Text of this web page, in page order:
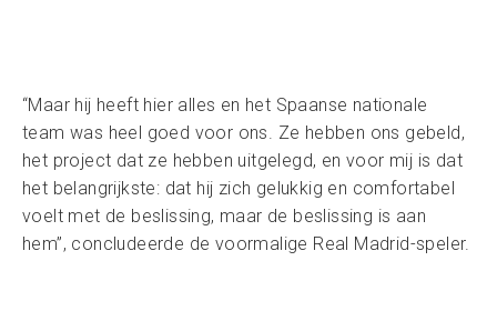
“Maar hij heeft hier alles en het Spaanse nationale
team was heel goed voor ons. Ze hebben ons gebeld,
het project dat ze hebben uitgelegd, en voor mij is dat
het belangrijkste: dat hij zich gelukkig en comfortabel
voelt met de beslissing, maar de beslissing is aan
hem”, concludeerde de voormalige Real Madrid-speler.